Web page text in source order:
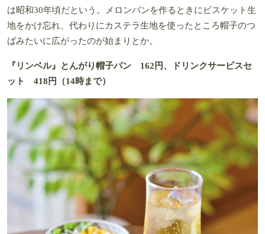
は昭和30年頃だという。メロンパンを作るときにビスケット生
地をかけ忘れ、代わりにカステラ生地を使ったところ帽子のつ
ばみたいに広がったのが始まりとか。
『リンベル』とんがり帽子パン 162円、ドリンクサービスセ
ット 418円（14時まで）